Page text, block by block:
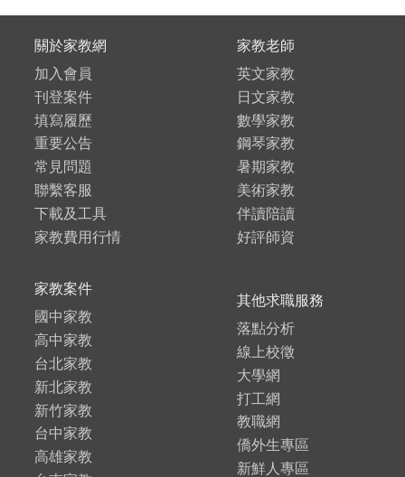
關於家教網
加入會員
刊登案件
填寫履歷
重要公告
常見問題
聯繫客服
下載及工具
家教費用行情
家教老師
英文家教
日文家教
數學家教
鋼琴家教
暑期家教
美術家教
伴讀陪讀
好評師資
家教案件
國中家教
高中家教
台北家教
新北家教
新竹家教
台中家教
高雄家教
其他求職服務
落點分析
線上校徵
大學網
打工網
教職網
僑外生專區
新鮮人專區